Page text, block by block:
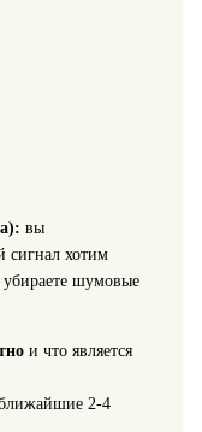
вы
сигнал хотим
убираете шумовые
и что является
2-4